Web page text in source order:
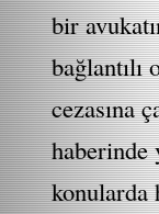
bir
bağlantılı
cezasına
haberinde